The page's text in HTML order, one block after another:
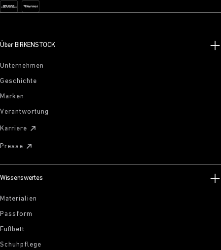
Über BIRKENSTOCK
Unternehmen
Geschichte
Marken
Verantwortung
Karriere
Presse
Wissenswertes
Materialien
Passform
Fußbett
Schuhpflege